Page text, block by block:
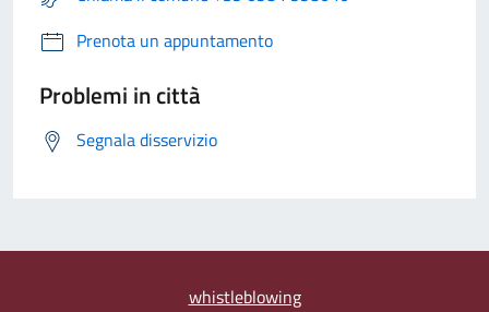
Prenota un appuntamento
Problemi in città
Segnala disservizio
whistleblowing